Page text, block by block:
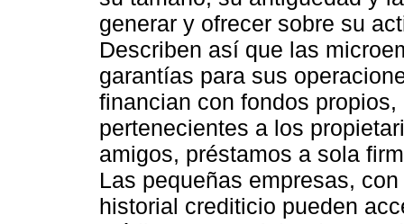
generar y ofrecer sobre su
Describen así que las
garantías para sus
financian con fondos
pertenecientes a los
amigos, préstamos a sola
Las pequeñas empresas,
historial crediticio pueden